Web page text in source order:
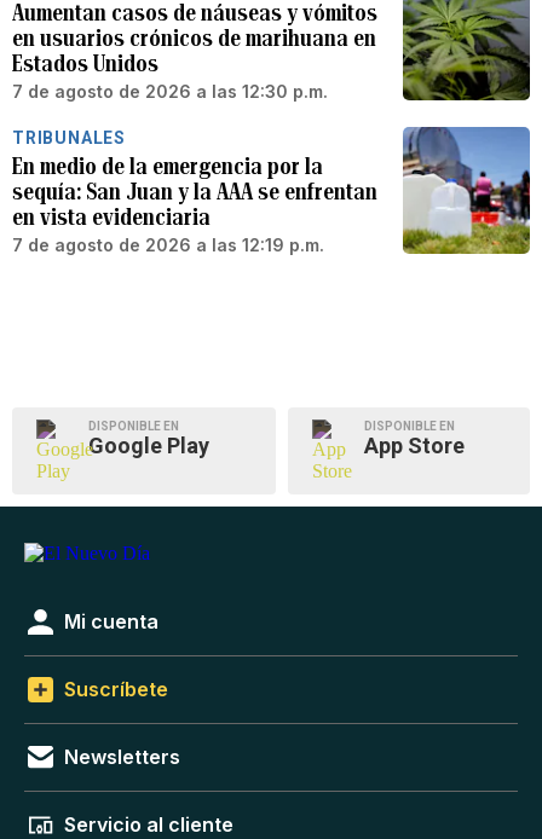
Aumentan casos de náuseas y vómitos
en usuarios crónicos de marihuana en
Estados Unidos
7 de agosto de 2026 a las 12:30 p.m.
TRIBUNALES
En medio de la emergencia por la
sequía: San Juan y la AAA se enfrentan
en vista evidenciaria
7 de agosto de 2026 a las 12:19 p.m.
DISPONIBLE EN
Google Play
DISPONIBLE EN
App Store
Mi cuenta
Suscríbete
Newsletters
Servicio al cliente